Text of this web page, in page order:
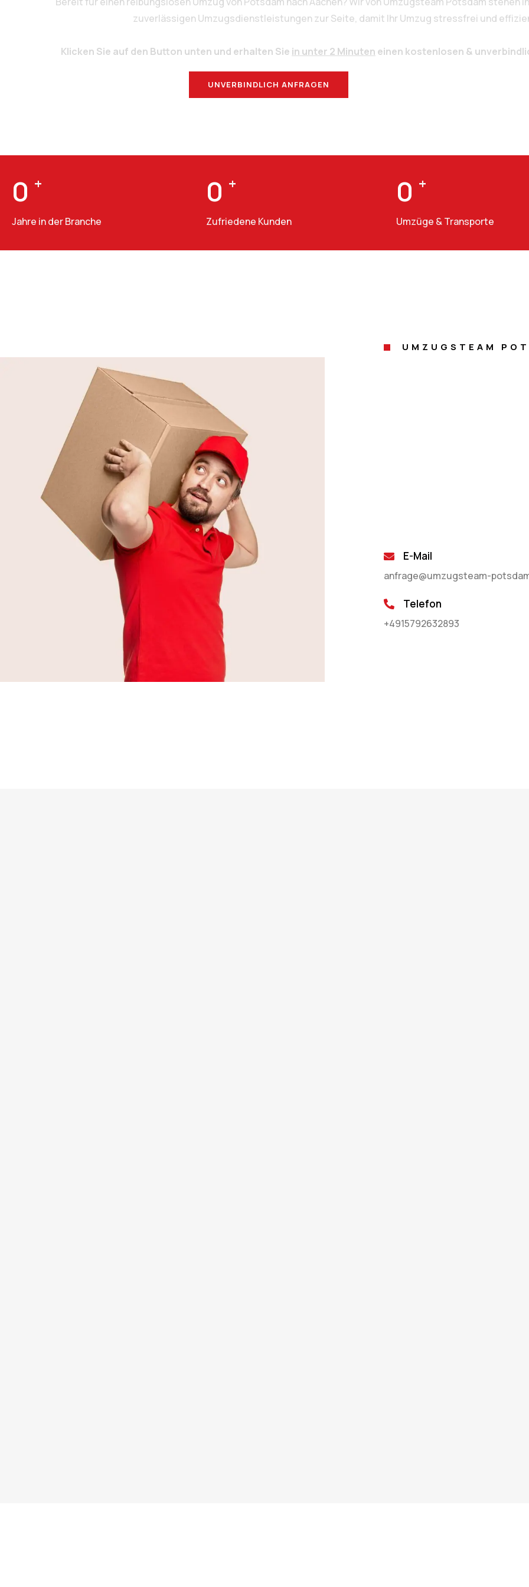
zuverlässigen Umzugsdienstleistungen zur Seite, damit Ihr Umzug stressfrei und
Klicken Sie auf den Button unten und erhalten Sie in unter 2 Minuten einen kostenlosen &
UNVERBINDLICH ANFRAGEN
0 +
Jahre in der Branche
0 +
Zufriedene Kunden
0 +
Umzüge & Transporte
UMZUGSTEAM
E-Mail
anfrage@umzugsteam-
Telefon
+4915792632893